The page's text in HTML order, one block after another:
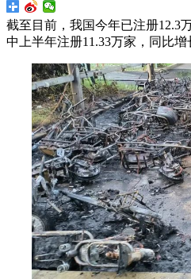
截至目前，我国今年已注册12.3
中上半年注册11.33万家，同比增